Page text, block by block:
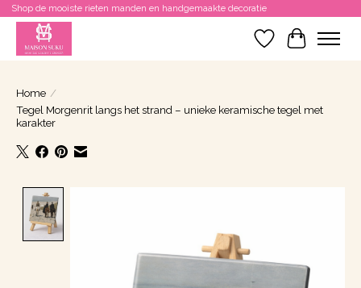
Shop de mooiste rieten manden en handgemaakte decoratie
Verlanglijst
Home /
Tegel Morgenrit langs het strand – unieke keramische tegel met
karakter